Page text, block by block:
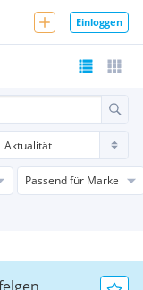
Einloggen
Passend für Marke